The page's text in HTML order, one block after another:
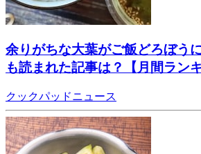
余りがちな大葉がご飯どろぼう
も読まれた記事は？【月間ラン
クックパッドニュース